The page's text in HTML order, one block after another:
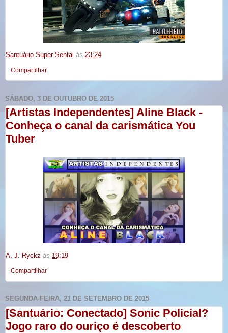
Santuário Super Sentai às 23:24
Compartilhar
SÁBADO, 3 DE OUTUBRO DE 2015
[Artistas Independentes] Aline Black -
Conheça o canal da carismática You
Tuber
A. J. Ryckz às 19:19
Compartilhar
SEGUNDA-FEIRA, 21 DE SETEMBRO DE 2015
[Santuário: Conectado] Sonic Policial?
Jogo raro do ouriço é descoberto